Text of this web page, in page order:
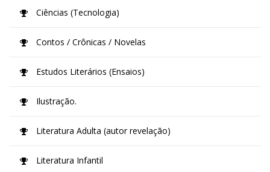
Ciências (Tecnologia)
Contos / Crônicas / Novelas
Estudos Literários (Ensaios)
Ilustração.
Literatura Adulta (autor revelação)
Literatura Infantil